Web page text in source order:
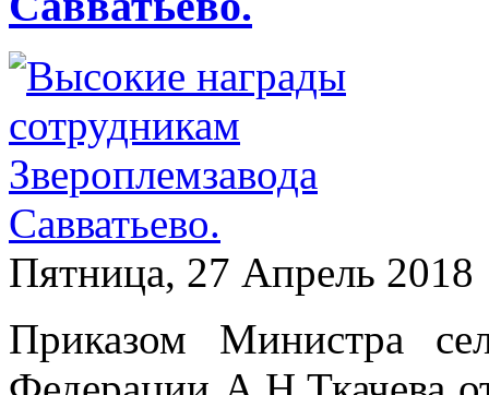
Пятница, 27 Апрель 2018
Приказом Министра